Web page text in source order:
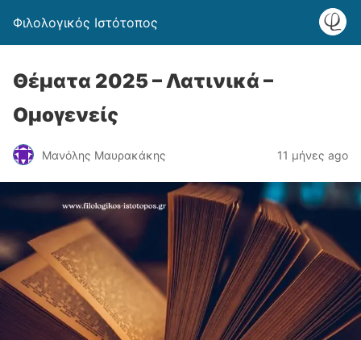
Φιλολογικός Ιστότοπος
Θέματα 2025 – Λατινικά –
Ομογενείς
Μανόλης Μαυρακάκης 11 μήνες ago